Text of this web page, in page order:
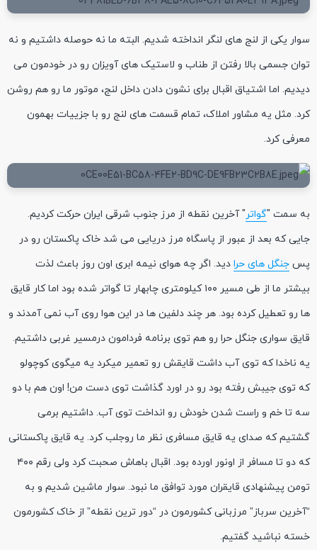
سوار یکی از لنج های لنگر انداخته شدیم. البته ما نه حوصله داشتیم و نه
توان جسمی بالا رفتن از طناب و لاستیک های آویزان رو در خودمون می
دیدیم. اما اشتیاق اقبال برای نشون دادن داخل لنج، موتور ما رو هم روشن
کرد. مثل یه مشاور املاک، تمام قسمت های لنج رو با جزییات بهمون
معرفی کرد.
به سمت "گواتر" آخرین نقطه از مرز جنوب شرقی ایران حرکت کردیم.
جایی که بعد از عبور از پاسگاه مرز دریایی می شد خاک پاکستان رو در
پس جنگل های حرا دید. اگر چه هوای نیمه ابری اون روز باعث لذت
بیشتر ما از طی مسیر ۱۰۰ کیلومتری چابهار تا گواتر شده بود اما کار قایق
ها رو تعطیل کرده بود. هر چند دلفین ها در این هوا روی آب نمی آمدند و
قایق سواری جنگل حرا رو هم توی برنامه فردامون درمسیر غربی داشتیم.
یه ناخدا که توی آب داشت قایقش رو تعمیر میکرد یه میگوی کوچولو
که توی جیبش رفته بود رو در اورد گذاشت توی دست من! اون هم با دو
سه تا خم و راست شدن خودش رو انداخت توی آب. داشتیم برمی
گشتیم که صدای یه قایق مسافری نظر ما روجلب کرد. یه قایق پاکستانی
که دو تا مسافر از اونور اورده بود. اقبال باهاش صحبت کرد ولی رقم ۴۰۰
تومن پیشنهادی قایقران مورد توافق ما نبود. سوار ماشین شدیم و به
“آخرین سرباز” مرزبانی کشورمون در “دور ترین نقطه” از خاک کشورمون
خسته نباشید گفتیم.